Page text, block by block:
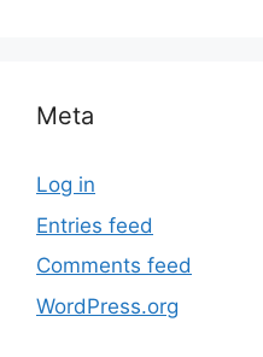
Meta
Log in
Entries feed
Comments feed
WordPress.org